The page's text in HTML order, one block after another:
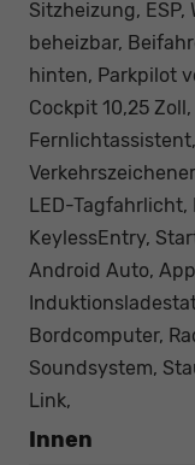
Sitzheizung,
beheizbar,
hinten, Parkpilot
Cockpit 10,25
LED-Tagfahrlicht,
KeylessEntry,
Android Auto,
Bordcomputer,
Soundsystem,
Link,
Innen